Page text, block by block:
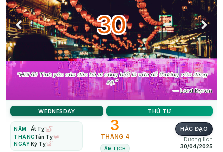
30
“Hỡi ôi! Tình yêu của đàn bà ai cũng biết là vừa dễ thương vừa đáng
sợ.”
— Lord Byron
WEDNESDAY THỨ TƯ
NĂM
Ất Tỵ
THÁNGTân Tỵ
NGÀYKỷ Tỵ
3
THÁNG 4
ÂM LỊCH
HẮC ĐẠO
Dương lịch
30/04/2025